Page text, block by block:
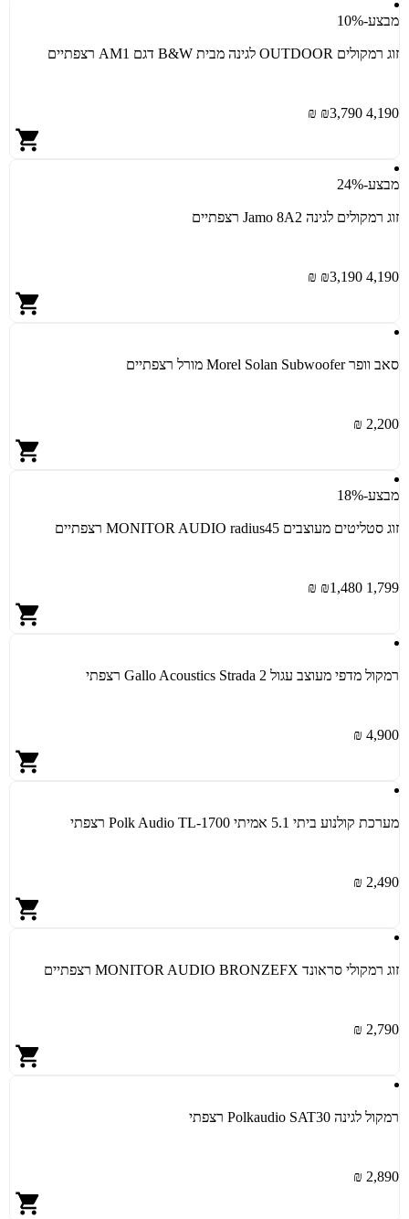
מבצע-10%
זוג רמקולים OUTDOOR לגינה מבית B&W דגם AM1 רצפתיים
4,190 ₪
3,790 ₪
מבצע-24%
‏זוג רמקולים לגינה Jamo 8A2 רצפתיים
4,190 ₪
3,190 ₪
סאב וופר Morel Solan Subwoofer מורל רצפתיים
2,200 ₪
מבצע-18%
זוג סטליטים מעוצבים MONITOR AUDIO radius45 רצפתיים
1,799 ₪
1,480 ₪
רמקול מדפי מעוצב עגול Gallo Acoustics Strada 2 רצפתי
4,900 ₪
מערכת קולנוע ביתי 5.1 אמיתי Polk Audio TL-1700 רצפתי
2,490 ₪
זוג רמקולי סראונד MONITOR AUDIO BRONZEFX רצפתיים
2,790 ₪
רמקול לגינה Polkaudio SAT30 רצפתי
2,890 ₪